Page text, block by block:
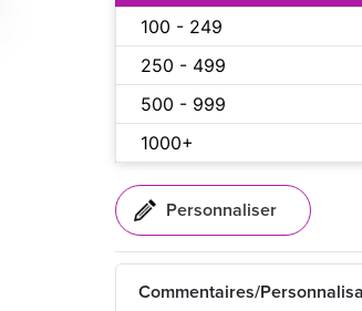
100 - 249
250 - 499
500 - 999
1000+
Commentaires/